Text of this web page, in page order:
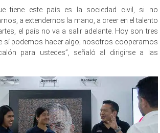
tiene este país es la sociedad civil, si no
a extendernos la mano, a creer en el talento
el país no va a salir adelante. Hoy son tres
sí podemos hacer algo; nosotros cooperamos
para ustedes”, señaló al dirigirse a las